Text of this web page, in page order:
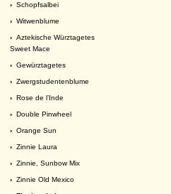
› Schopfsalbei
› Witwenblume
› Aztekische Würztagetes
Sweet Mace
› Gewürztagetes
› Zwergstudentenblume
› Rose de l’Inde
› Double Pinwheel
› Orange Sun
› Zinnie Laura
› Zinnie, Sunbow Mix
› Zinnie Old Mexico